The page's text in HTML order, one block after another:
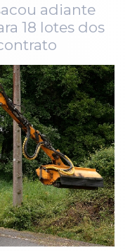
adiante
18 lotes dos